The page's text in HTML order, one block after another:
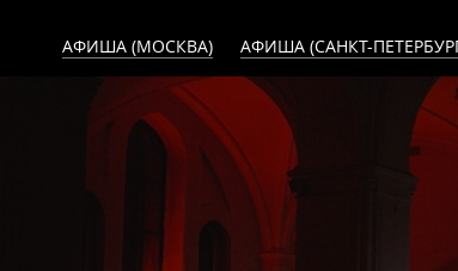
АФИША (МОСКВА) АФИША (САНКТ-